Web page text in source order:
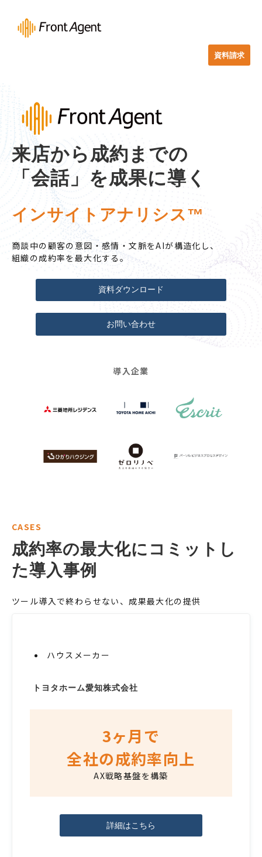
資料請求
来店から成約までの
「会話」を成果に導く
インサイトアナリシス™
商談中の顧客の意図・感情・文脈をAIが構造化し、
組織の成約率を最大化する。
資料ダウンロード
お問い合わせ
導入企業
CASES
成約率の最大化にコミットし
た導入事例
ツール導入で終わらせない、成果最大化の提供
ハウスメーカー
トヨタホーム愛知株式会社
3ヶ月で
全社の成約率向上
AX戦略基盤を構築
詳細はこちら